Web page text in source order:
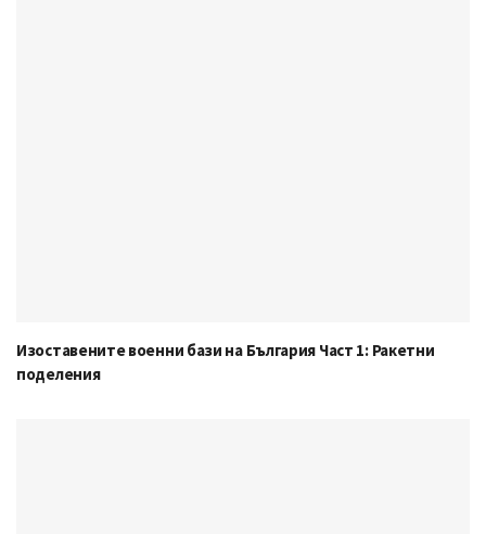
Изоставените военни бази на България Част 1: Ракетни
поделения